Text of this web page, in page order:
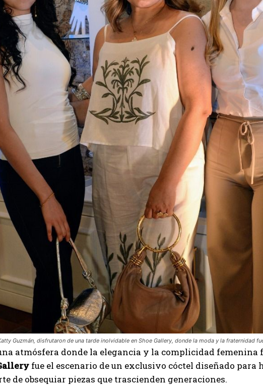
Guzmán, disfrutaron de una tarde inolvidable en Shoe Gallery, donde la moda y la fraternidad
atmósfera donde la elegancia y la complicidad femenina
fue el escenario de un exclusivo cóctel diseñado
de obsequiar piezas que trascienden generaciones.